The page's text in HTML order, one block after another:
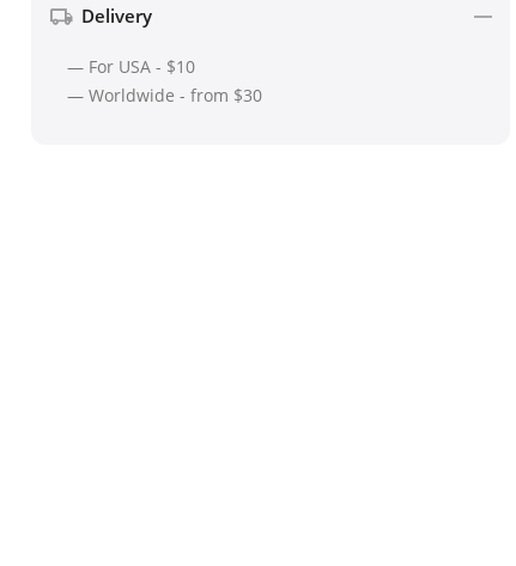
Delivery
— For USA - $10
— Worldwide - from $30